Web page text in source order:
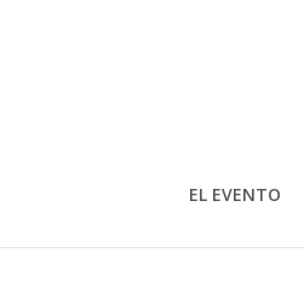
EL EVENTO